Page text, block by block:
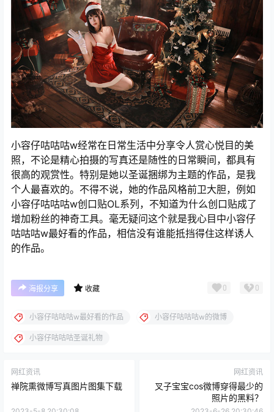
小容仔咕咕咕w经常在日常生活中分享令人赏心悦目的美
照，不论是精心拍摄的写真还是随性的日常瞬间，都具有
很高的观赏性。特别是她以圣诞捆绑为主题的作品，是我
个人最喜欢的。不得不说，她的作品风格前卫大胆，例如
小容仔咕咕咕w创口贴OL系列，不知道为什么创口贴成了
增加粉丝的神奇工具。毫无疑问这个就是我心目中小容仔
咕咕咕w最好看的作品，相信没有谁能抵挡得住这样诱人
的作品。
海报分享 收藏 0 0
小容仔咕咕咕w最好看的作品 小容仔咕咕咕w的微博
小容仔咕咕咕圣诞礼物
网红资讯
禅院熏微博写真图片图集下载
网红资讯
叉子宝宝cos微博穿得最少的
照片的黑料？